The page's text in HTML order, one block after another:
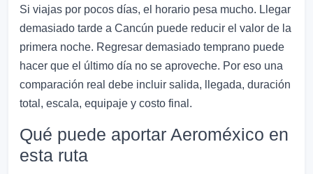
Si viajas por pocos días, el horario pesa mucho. Llegar
demasiado tarde a Cancún puede reducir el valor de la
primera noche. Regresar demasiado temprano puede
hacer que el último día no se aproveche. Por eso una
comparación real debe incluir salida, llegada, duración
total, escala, equipaje y costo final.
Qué puede aportar Aeroméxico en
esta ruta